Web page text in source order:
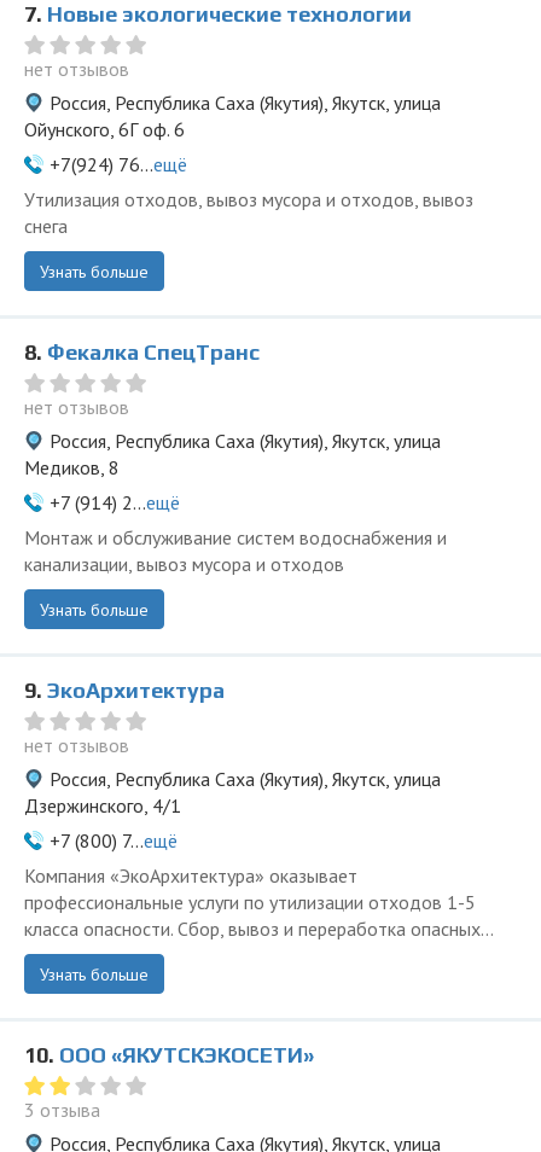
7. Новые экологические технологии
нет отзывов
Россия, Республика Саха (Якутия), Якутск, улица
Ойунского, 6Г оф. 6
+7(924) 76...ещё
Утилизация отходов, вывоз мусора и отходов, вывоз
снега
Узнать больше
8. Фекалка СпецТранс
нет отзывов
Россия, Республика Саха (Якутия), Якутск, улица
Медиков, 8
+7 (914) 2...ещё
Монтаж и обслуживание систем водоснабжения и
канализации, вывоз мусора и отходов
Узнать больше
9. ЭкоАрхитектура
нет отзывов
Россия, Республика Саха (Якутия), Якутск, улица
Дзержинского, 4/1
+7 (800) 7...ещё
Компания «ЭкоАрхитектура» оказывает
профессиональные услуги по утилизации отходов 1-5
класса опасности. Сбор, вывоз и переработка опасных...
Узнать больше
10. ООО «ЯКУТСКЭКОСЕТИ»
3 отзыва
Россия, Республика Саха (Якутия), Якутск, улица